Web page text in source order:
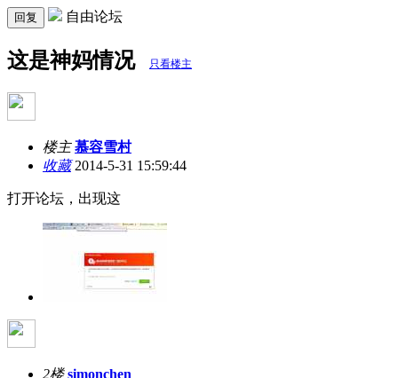
回复 自由论坛
这是神妈情况 只看楼主
楼主 慕容雪村
收藏2014-5-31 15:59:44
打开论坛，出现这
2楼 simonchen